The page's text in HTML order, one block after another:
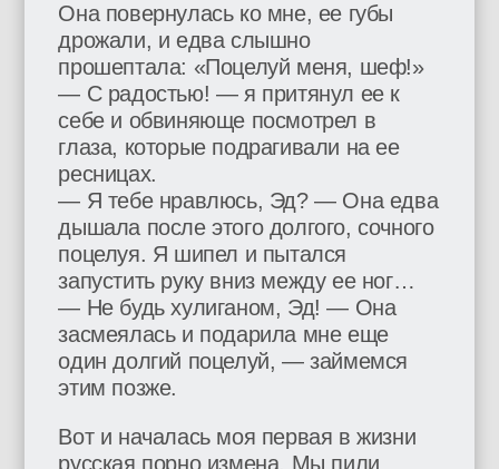
Она повернулась ко мне, ее губы
дрожали, и едва слышно
прошептала: «Поцелуй меня, шеф!»
— С радостью! — я притянул ее к
себе и обвиняюще посмотрел в
глаза, которые подрагивали на ее
ресницах.
— Я тебе нравлюсь, Эд? — Она едва
дышала после этого долгого, сочного
поцелуя. Я шипел и пытался
запустить руку вниз между ее ног…
— Не будь хулиганом, Эд! — Она
засмеялась и подарила мне еще
один долгий поцелуй, — займемся
этим позже.
Вот и началась моя первая в жизни
русская порно измена. Мы пили